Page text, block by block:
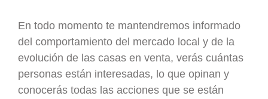
En todo momento te mantendremos informado
del comportamiento del mercado local y de la
evolución de las casas en venta, verás cuántas
personas están interesadas, lo que opinan y
conocerás todas las acciones que se están